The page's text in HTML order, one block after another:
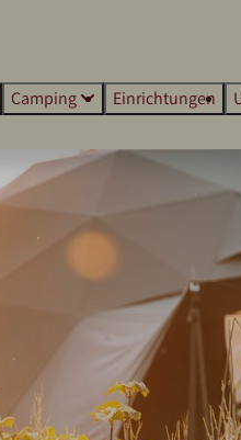
Camping Einrichtungen